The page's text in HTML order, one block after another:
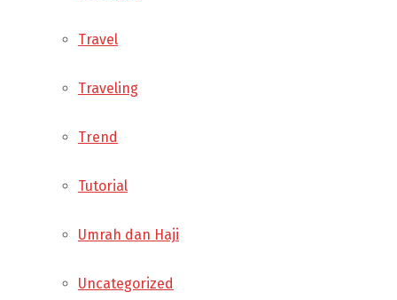
Travel
Traveling
Trend
Tutorial
Umrah dan Haji
Uncategorized